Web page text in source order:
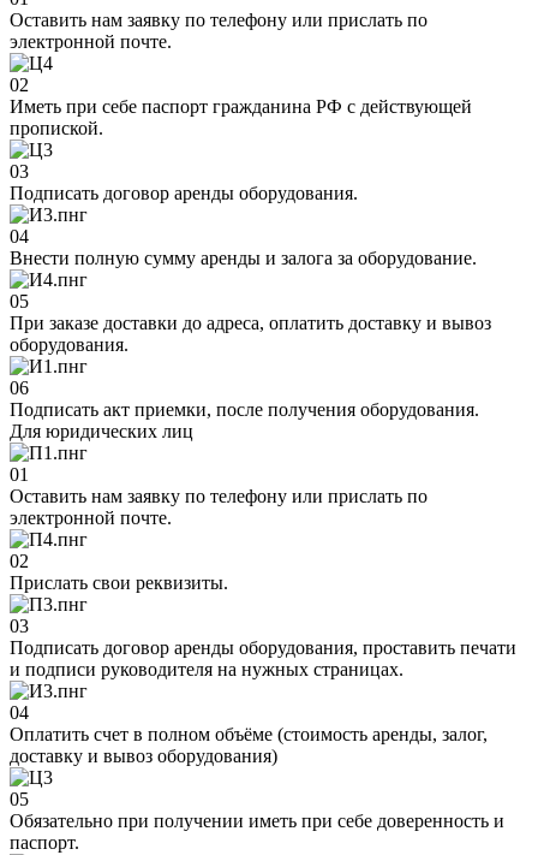
Оставить нам заявку по телефону или прислать по
электронной почте.
02
Иметь при себе паспорт гражданина РФ с действующей
пропиской.
03
Подписать договор аренды оборудования.
04
Внести полную сумму аренды и залога за оборудование.
05
При заказе доставки до адреса, оплатить доставку и вывоз
оборудования.
06
Подписать акт приемки, после получения оборудования.
Для юридических лиц
01
Оставить нам заявку по телефону или прислать по
электронной почте.
02
Прислать свои реквизиты.
03
Подписать договор аренды оборудования, проставить печати
и подписи руководителя на нужных страницах.
04
Оплатить счет в полном объёме (стоимость аренды, залог,
доставку и вывоз оборудования)
05
Обязательно при получении иметь при себе доверенность и
паспорт.